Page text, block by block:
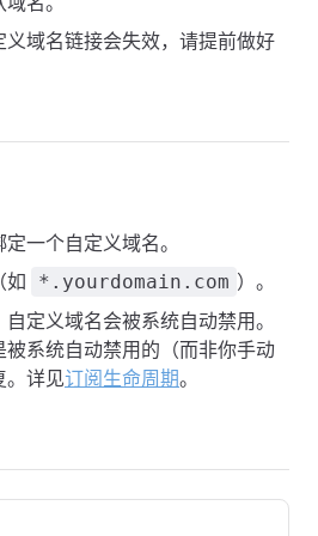
义域名链接会失效，请提前做好
一个自定义域名。
如
*.yourdomain.com ）。
定义域名会被系统自动禁用。
系统自动禁用的（而非你手动
。详见订阅生命周期。